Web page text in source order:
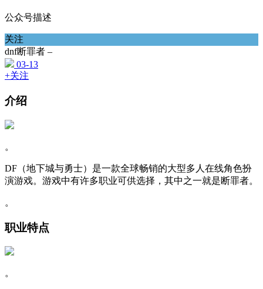
公众号描述
关注
dnf断罪者 –
03-13
+关注
介绍
。
DF（地下城与勇士）是一款全球畅销的大型多人在线角色扮
演游戏。游戏中有许多职业可供选择，其中之一就是断罪者。
。
职业特点
。